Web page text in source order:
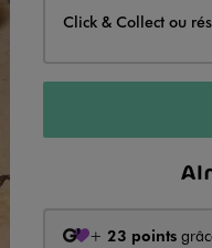
Click & Collect ou
+ 23 points